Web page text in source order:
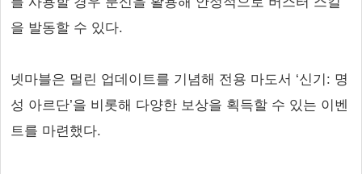
을 발동할 수 있다.
넷마블은 멀린 업데이트를 기념해 전용 마도서 ‘신기: 명
성 아르단’을 비롯해 다양한 보상을 획득할 수 있는 이벤
트를 마련했다.